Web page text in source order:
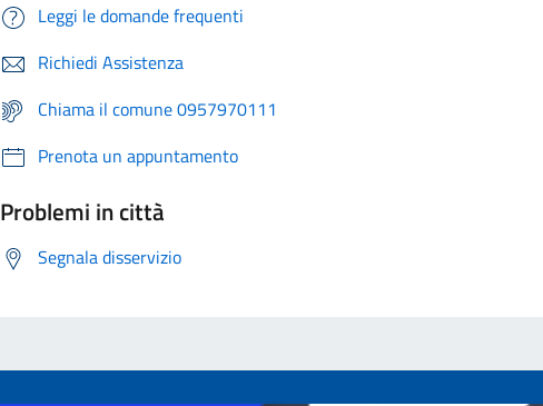
Leggi le domande frequenti
Richiedi Assistenza
Chiama il comune 0957970111
Prenota un appuntamento
Problemi in città
Segnala disservizio